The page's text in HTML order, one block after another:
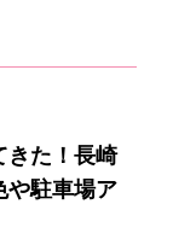
きた！長崎
や駐車場ア